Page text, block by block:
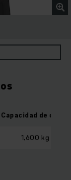
Capacidad de carga
1,600 kg